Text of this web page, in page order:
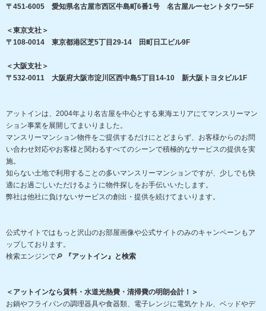
〒451-6005 愛知県名古屋市西区牛島町6番1号 名古屋ルーセントタワー5F
＜東京支社＞
〒108-0014 東京都港区芝5丁目29-14 田町日工ビル9F
＜大阪支社＞
〒532-0011 大阪府大阪市淀川区西中島5丁目14-10 新大阪トヨタビル1F
アットインは、2004年より名古屋を中心とする東海エリアにてマンスリーマン
ション事業を展開してまいりました。
マンスリーマンション物件をご提供するだけにとどまらず、お客様からのお問
い合わせ対応やお客様と関わるすべてのシーンで積極的なサービスの提供を実
施。
知らない土地で利用することの多いマンスリーマンションですが、少しでも快
適にお過ごしいただけるように物件探しをお手伝いいたします。
弊社は他社に負けないサービスの創出・提供を続けてまいります。
公式サイトではもっと沢山のお部屋画像や公式サイトのみのキャンペーンもア
ップしております。
検索エンジンで🔎
『アットイン』と検索
＜アットインなら賃料・水道光熱費・清掃費の明朗会計！＞
お鍋やフライパンの調理器具や食器類、電子レンジに電気ケトル、ベッドやデ